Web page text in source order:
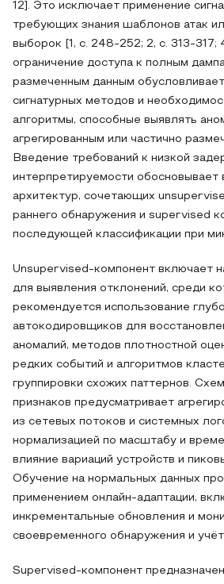
12]. Это исключает применение
требующих знания шаблонов атак
выборок [1, с. 248-252; 2, с. 313-317;
ограничение доступа к полным
размеченным данным
сигнатурных методов и
алгоритмы, способные выявлять
агрегированным или частично
Введение требований к низкой
интерпретируемости обосновывает
архитектур, сочетающих
раннего обнаружения и supervised
последующей классификации при
Unsupervised‑компонент включает
для выявления отклонений, среди
рекомендуется использование
автокодировщиков для
аномалий, методов плотностной
редких событий и алгоритмов
группировки схожих паттернов.
признаков предусматривает
из сетевых потоков и системных
нормализацией по масштабу и
влияние вариаций устройств и
Обучение на нормальных данных
применением онлайн‑адаптации,
инкрементальные обновления и
своевременного обнаружения и
Supervised‑компонент